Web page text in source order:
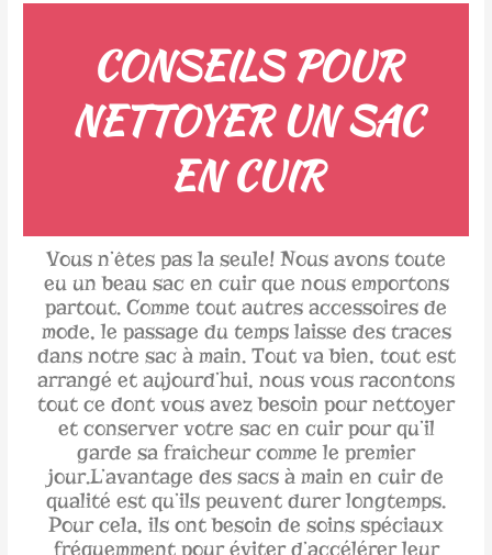
CONSEILS POUR
NETTOYER UN SAC
EN CUIR
Vous n’êtes pas la seule! Nous avons toute
eu un beau sac en cuir que nous emportons
partout. Comme tout autres accessoires de
mode, le passage du temps laisse des traces
dans notre sac à main. Tout va bien, tout est
arrangé et aujourd’hui, nous vous racontons
tout ce dont vous avez besoin pour nettoyer
et conserver votre sac en cuir pour qu’il
garde sa fraîcheur comme le premier
jour.L’avantage des sacs à main en cuir de
qualité est qu’ils peuvent durer longtemps.
Pour cela, ils ont besoin de soins spéciaux
fréquemment pour éviter d’accélérer leur